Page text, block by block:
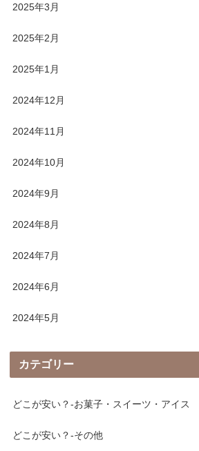
2025年3月
2025年2月
2025年1月
2024年12月
2024年11月
2024年10月
2024年9月
2024年8月
2024年7月
2024年6月
2024年5月
カテゴリー
どこが安い？-お菓子・スイーツ・アイス
どこが安い？-その他